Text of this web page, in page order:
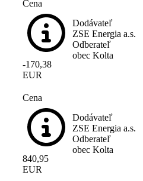
Cena
-170,38
EUR
Dodávateľ
ZSE Energia a.s.
Odberateľ
obec Kolta
Cena
840,95
EUR
Dodávateľ
ZSE Energia a.s.
Odberateľ
obec Kolta